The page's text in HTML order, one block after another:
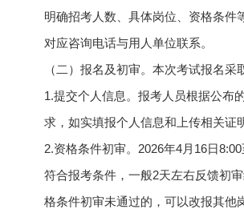
明确招考人数、具体岗位、资格条件
对应咨询电话与用人单位联系。
（二）报名及初审。本次考试报名
1.提交个人信息。报考人员根据公布
求，如实填报个人信息和上传相关证
2.资格条件初审。2026年4月16日
符合报考条件，一般2天左右反馈初
格条件初审未通过的，可以改报其他